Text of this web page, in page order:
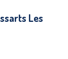
Les